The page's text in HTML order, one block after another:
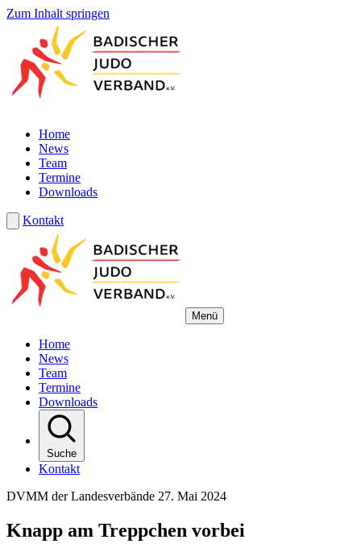
Zum Inhalt springen
Home
News
Team
Termine
Downloads
Kontakt
Menü
Home
News
Team
Termine
Downloads
Suche
Kontakt
DVMM der Landesverbände 27. Mai 2024
Knapp am Treppchen vorbei